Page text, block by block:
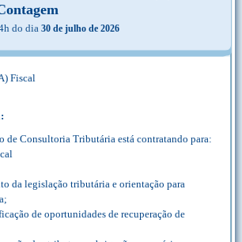
do dia 30 de julho de 2026
Fiscal
de Consultoria Tributária está contratando para:
da legislação tributária e orientação para
de oportunidades de recuperação de